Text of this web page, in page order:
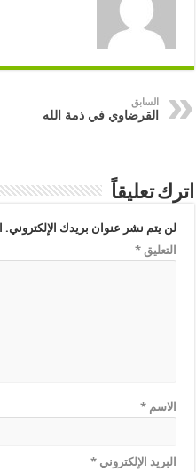
السابق
القرضاوي في ذمة الله
اترك تعليقاً
لن يتم نشر عنوان بريدك الإلكتروني.
التعليق*
الاسم*
البريد الإلكتروني*